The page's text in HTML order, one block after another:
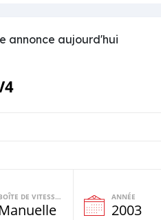
annonce aujourd'hui
BOÎTE DE VITESSES
Manuelle
ANNÉE
2003